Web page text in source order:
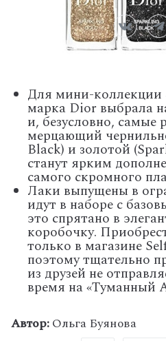
Для мини-коллекции
марка Dior выбрала
и, безусловно,
мерцающий
Black) и золотой
станут ярким
самого скромного
Лаки выпущены в
идут в наборе с
это спрятано в
коробочку.
только в магазине
поэтому тщательно
из друзей не
время на «Туманный
Автор:Ольга Буянова